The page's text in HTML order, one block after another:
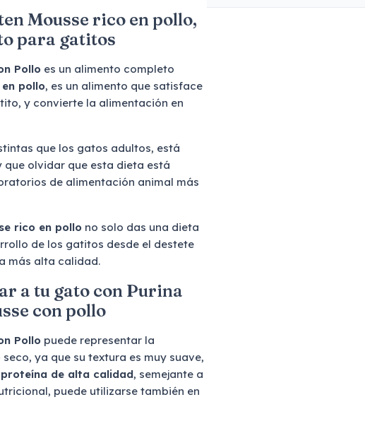
Mousse rico en pollo,
para gatitos
Pollo es un alimento completo
pollo, es un alimento que satisface
y convierte la alimentación en
que los gatos adultos, está
que olvidar que esta dieta está
de alimentación animal más
rico en pollo no solo das una dieta
de los gatitos desde el destete
más alta calidad.
a tu gato con Purina
con pollo
Pollo puede representar la
ya que su textura es muy suave,
proteína de alta calidad, semejante a
puede utilizarse también en